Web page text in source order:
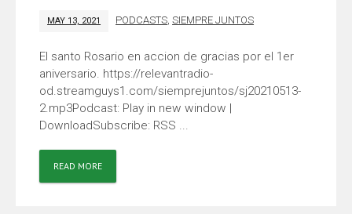
MAY 13, 2021 PODCASTS ,SIEMPRE JUNTOS
El santo Rosario en accion de gracias por el 1er
aniversario. https://relevantradio-
od.streamguys1.com/siemprejuntos/sj20210513-
2.mp3Podcast: Play in new window |
DownloadSubscribe: RSS ...
READ MORE